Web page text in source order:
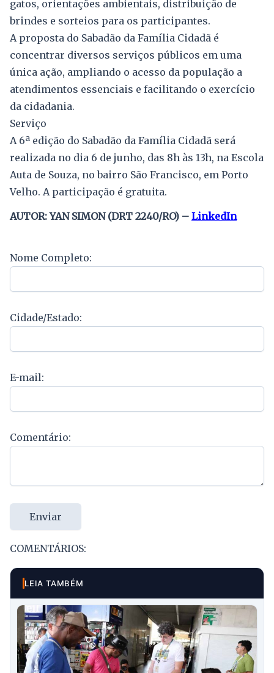
gatos, orientações ambientais, distribuição de
brindes e sorteios para os participantes.
A proposta do Sabadão da Família Cidadã é
concentrar diversos serviços públicos em uma
única ação, ampliando o acesso da população a
atendimentos essenciais e facilitando o exercício
da cidadania.
Serviço
A 6ª edição do Sabadão da Família Cidadã será
realizada no dia 6 de junho, das 8h às 13h, na Escola
Auta de Souza, no bairro São Francisco, em Porto
Velho. A participação é gratuita.
AUTOR: YAN SIMON (DRT 2240/RO) – LinkedIn
Nome Completo:
Cidade/Estado:
E-mail:
Comentário:
Enviar
COMENTÁRIOS:
LEIA TAMBÉM